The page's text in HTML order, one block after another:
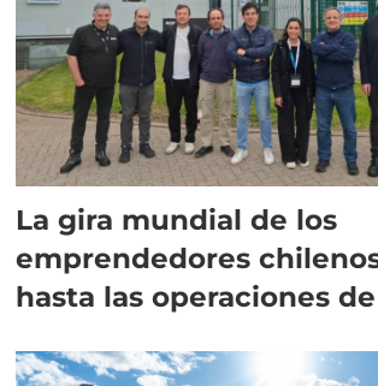
La gira mundial de los
emprendedores
hasta las operaciones